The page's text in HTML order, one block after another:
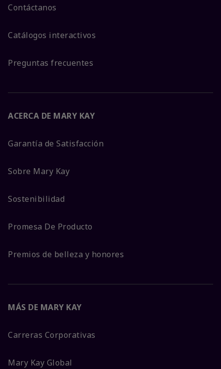
Contáctanos
Catálogos interactivos
Preguntas frecuentes
ACERCA DE MARY KAY
Garantía de Satisfacción
Sobre Mary Kay
Sostenibilidad
Promesa De Producto
Premios de belleza y honores
MÁS DE MARY KAY
Carreras Corporativas
Mary Kay Global